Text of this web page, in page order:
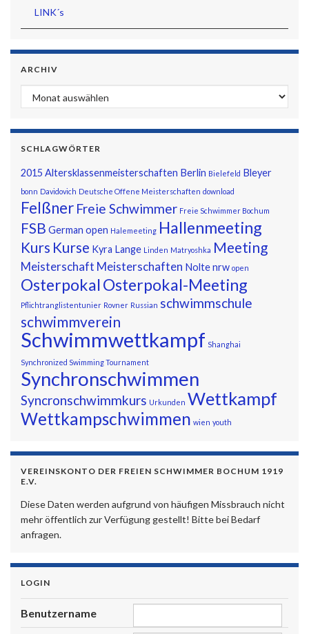
LINK´s
ARCHIV
Archiv
SCHLAGWÖRTER
2015 Altersklassenmeisterschaften Berlin Bielefeld Bleyer
bonn Davidovich Deutsche Offene Meisterschaften download
Felßner Freie Schwimmer Freie Schwimmer Bochum
FSB German open Halemeeting Hallenmeeting
Kurs Kurse Kyra Lange Linden Matryoshka Meeting
Meisterschaft Meisterschaften Noltenrw open
OsterpokalOsterpokal-Meeting
Pflichtranglistentunier Rovner Russian schwimmschule
schwimmverein
Schwimmwettkampf Shanghai
Synchronized Swimming Tournament
Synchronschwimmen
Syncronschwimmkurs Urkunden Wettkampf
Wettkampschwimmen wien youth
VEREINSKONTO DER FREIEN SCHWIMMER BOCHUM 1919
E.V.
Diese Daten werden aufgrund von häufigen Missbrauch nicht
mehr öffentlich zur Verfügung gestellt! Bitte bei Bedarf
anfragen.
LOGIN
Benutzername